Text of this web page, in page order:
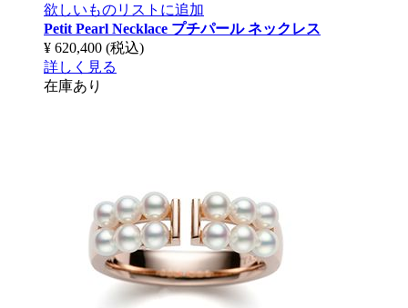
欲しいものリストに追加
Petit Pearl Necklace プチパール ネックレス
¥ 620,400 (税込)
詳しく見る
在庫あり